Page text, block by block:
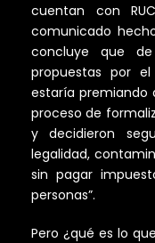
cuentan con
comunicado
concluye que
propuestas por
estaría premiando
proceso de
y decidieron
legalidad,
sin pagar
personas”.
Pero ¿qué es lo